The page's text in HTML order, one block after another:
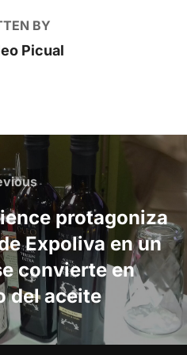
BY
Picual
Previous
protagoniza
Expoliva en un
convierte en
del aceite